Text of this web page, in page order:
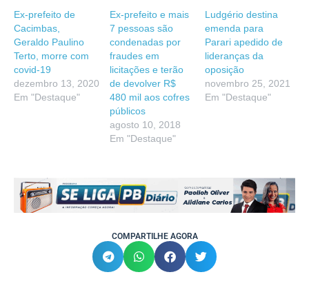
Ex-prefeito de
Cacimbas,
Geraldo Paulino
Terto, morre com
covid-19
dezembro 13, 2020
Em "Destaque"
Ex-prefeito e mais
7 pessoas são
condenadas por
fraudes em
licitações e terão
de devolver R$
480 mil aos cofres
públicos
agosto 10, 2018
Em "Destaque"
Ludgério destina
emenda para
Parari apedido de
lideranças da
oposição
novembro 25, 2021
Em "Destaque"
COMPARTILHE AGORA